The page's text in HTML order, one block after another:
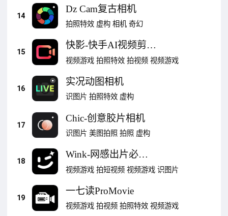
14
Dz Cam复古相机
拍照特效 虚构 相机 奇幻
15
快影-快手AI视频剪辑
创作工具
视频游戏 拍照特效 拍视频 视频游戏
16
实况动图相机
识图片 拍照特效 虚构
17
Chic-创意胶片相机
识图片 美图拍照 拍照 虚构
18
Wink-网感出片必备
神器
视频游戏 拍短视频 视频游戏 识图片
19
一七读ProMovie
视频游戏 拍视频 拍照特效 视频游戏